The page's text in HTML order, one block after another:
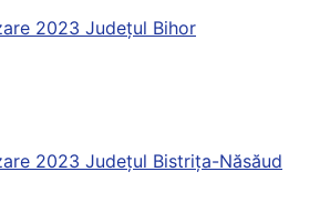
2023 Județul Bihor
2023 Județul Bistriţa-Năsăud